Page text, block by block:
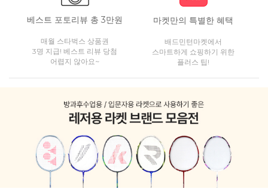
베스트 포토리뷰 총 3만원
매월 스타벅스 상품권
3명 지급! 베스트 리뷰 당첨
어렵지 않아요~
마켓만의 특별한 혜택
배드민턴마켓에서
스마트하게 쇼핑하기 위한
플러스 팁!